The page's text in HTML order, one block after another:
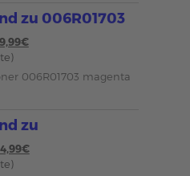
zu 006R01703
006R01703 magenta
zu